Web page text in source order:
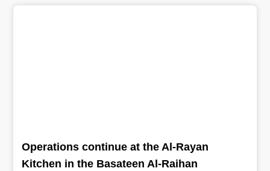
Operations continue at the Al-Rayan
Kitchen in the Basateen Al-Raihan